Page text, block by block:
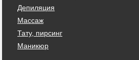
Депиляция
Массаж
Тату, пирсинг
Маникюр